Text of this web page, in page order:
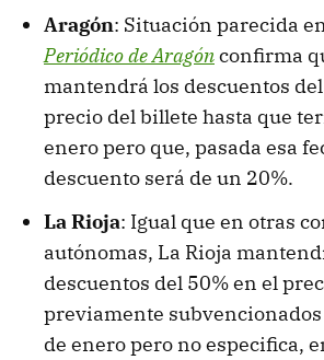
Aragón: Situación parecida
Periódico de Aragónconfirma
mantendrá los descuentos
precio del billete hasta que
enero pero que, pasada esa
descuento será de un 20%.
La Rioja: Igual que en otras
autónomas, La Rioja
descuentos del 50% en el
previamente
de enero pero no especifica,